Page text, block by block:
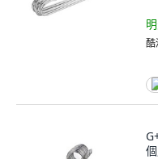
酷